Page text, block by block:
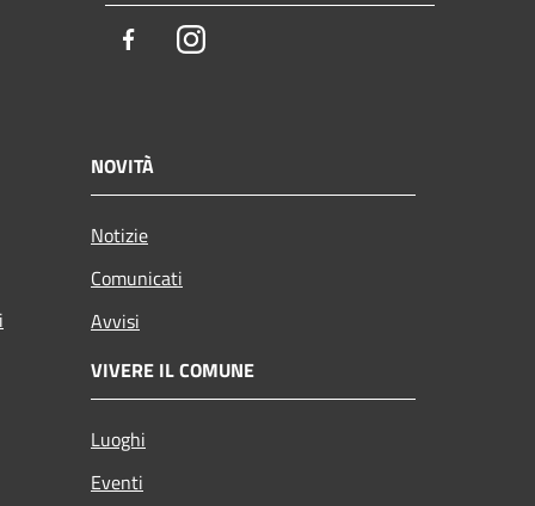
FacebookInstagram
NOVITÀ
Notizie
Comunicati
Avvisi
VIVERE IL COMUNE
Luoghi
Eventi